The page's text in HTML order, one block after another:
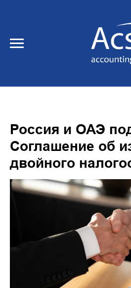
Россия и ОАЭ
Соглашение об
двойного